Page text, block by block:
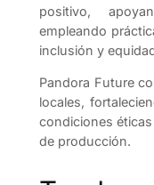
positivo,
empleando
inclusión y
Pandora Future
locales,
condiciones
de producción.